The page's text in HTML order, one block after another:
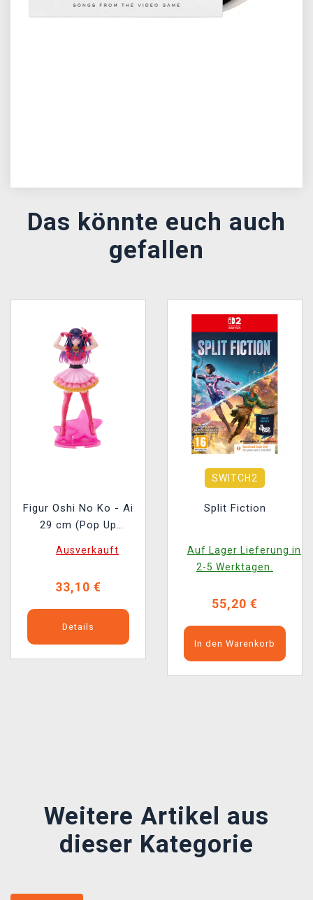
Das könnte euch auch
gefallen
Figur Oshi No Ko - Ai
29 cm (Pop Up
Ausverkauft
33,10 €
Details
SWITCH2
Split Fiction
Auf Lager Lieferung in
2-5 Werktagen.
55,20 €
In den Warenkorb
Weitere Artikel aus
dieser Kategorie